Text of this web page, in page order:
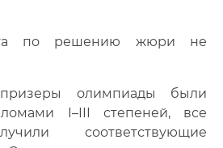
по решению жюри не
олимпиады были
I–III степеней, все
соответствующие